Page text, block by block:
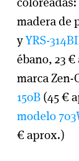
coloreadas:
madera de
y YRS-
ébano, 23
marca Zen-
150B (45 €
modelo
€ aprox.)